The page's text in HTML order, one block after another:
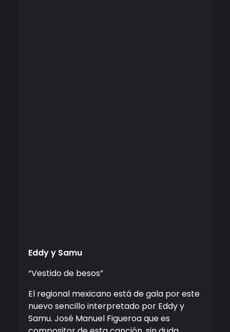
Eddy y Samu
“Vestido de besos”
El regional mexicano está de gala por este
nuevo sencillo interpretado por Eddy y
Samu. José Manuel Figueroa que es